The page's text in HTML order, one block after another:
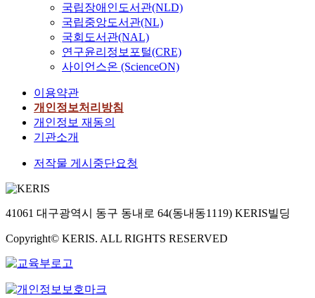
국립장애인도서관(NLD)
국립중앙도서관(NL)
국회도서관(NAL)
연구윤리정보포털(CRE)
사이언스온 (ScienceON)
이용약관
개인정보처리방침
개인정보 재동의
기관소개
저작물 게시중단요청
41061 대구광역시 동구 동내로 64(동내동1119) KERIS빌딩
Copyright© KERIS. ALL RIGHTS RESERVED